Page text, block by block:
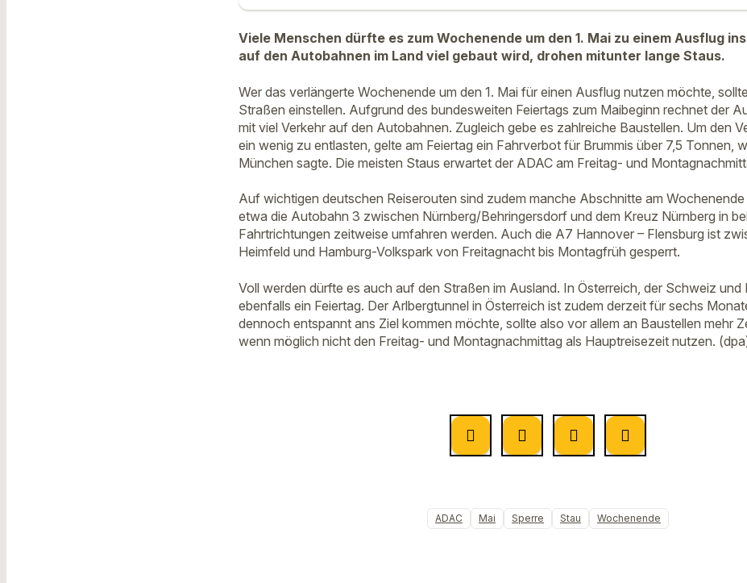
Viele Menschen dürfte es zum Wochenende um den 1. Mai zu einem Ausflug
auf den Autobahnen im Land viel gebaut wird, drohen mitunter lange Staus.
Wer das verlängerte Wochenende um den 1. Mai für einen Ausflug nutzen möchte,
Straßen einstellen. Aufgrund des bundesweiten Feiertags zum Maibeginn rechnet der
mit viel Verkehr auf den Autobahnen. Zugleich gebe es zahlreiche Baustellen. Um den
ein wenig zu entlasten, gelte am Feiertag ein Fahrverbot für Brummis über 7,5 Tonnen,
München sagte. Die meisten Staus erwartet der ADAC am Freitag- und
Auf wichtigen deutschen Reiserouten sind zudem manche Abschnitte am
etwa die Autobahn 3 zwischen Nürnberg/Behringersdorf und dem Kreuz Nürnberg in
Fahrtrichtungen zeitweise umfahren werden. Auch die A7 Hannover – Flensburg ist
Heimfeld und Hamburg-Volkspark von Freitagnacht bis Montagfrüh gesperrt.
Voll werden dürfte es auch auf den Straßen im Ausland. In Österreich, der Schweiz und
ebenfalls ein Feiertag. Der Arlbergtunnel in Österreich ist zudem derzeit für sechs
dennoch entspannt ans Ziel kommen möchte, sollte also vor allem an Baustellen mehr
wenn möglich nicht den Freitag- und Montagnachmittag als Hauptreisezeit nutzen.
ADAC Mai Sperre Stau Wochenende